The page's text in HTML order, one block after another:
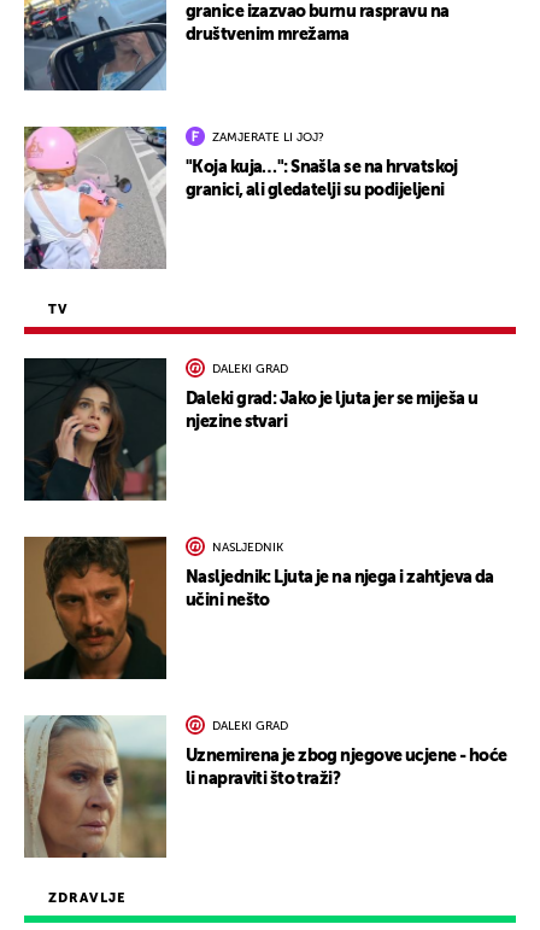
ZDRAVLJE
granice izazvao burnu raspravu na
društvenim mrežama
ZAMJERATE LI JOJ?
"Koja kuja…": Snašla se na hrvatskoj
granici, ali gledatelji su podijeljeni
TV
DALEKI GRAD
Daleki grad: Jako je ljuta jer se miješa u
njezine stvari
NASLJEDNIK
Nasljednik: Ljuta je na njega i zahtjeva da
učini nešto
DALEKI GRAD
Uznemirena je zbog njegove ucjene - hoće
li napraviti što traži?